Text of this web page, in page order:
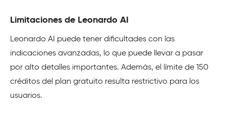
Limitaciones de Leonardo AI
Leonardo AI puede tener dificultades con las
indicaciones avanzadas, lo que puede llevar a pasar
por alto detalles importantes. Además, el límite de 150
créditos del plan gratuito resulta restrictivo para los
usuarios.